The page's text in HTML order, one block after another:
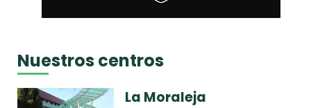
Nuestros centros
La Moraleja